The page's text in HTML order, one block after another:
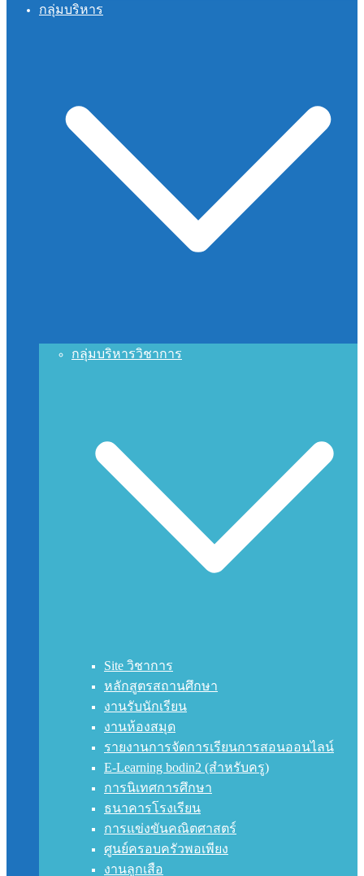
กลุ่มบริหาร
กลุ่มบริหารวิชาการ
Site วิชาการ
หลักสูตรสถานศึกษา
งานรับนักเรียน
งานห้องสมุด
รายงานการจัดการเรียนการสอนออนไลน์
E-Learning bodin2 (สำหรับครู)
การนิเทศการศึกษา
ธนาคารโรงเรียน
การแข่งขันคณิตศาสตร์
ศูนย์ครอบครัวพอเพียง
งานลูกเสือ